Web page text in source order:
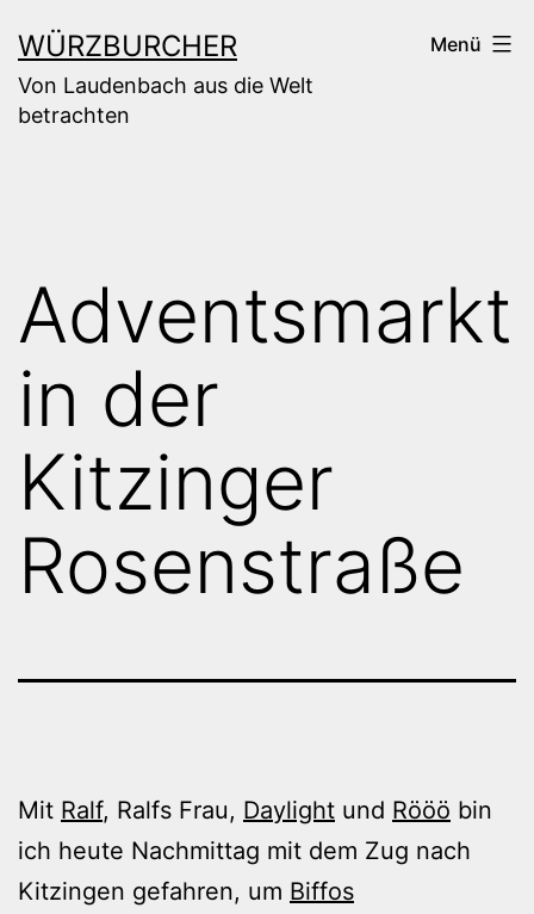
Inhalt
springen
WÜRZBURCHER
Von Laudenbach aus die Welt
betrachten
Menü
Adventsmarkt
in der
Kitzinger
Rosenstraße
Mit Ralf, Ralfs Frau, Daylight und Rööö bin
ich heute Nachmittag mit dem Zug nach
Kitzingen gefahren, um Biffos